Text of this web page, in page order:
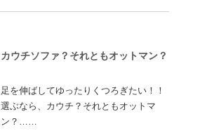
カウチソファ？それともオットマン？
足を伸ばしてゆったりくつろぎたい！！
選ぶなら、カウチ？それともオットマ
ン？……